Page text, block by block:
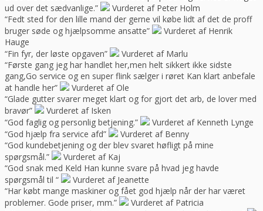
ud over det sædvanlige.”
Vurderet af Peter Holm
“Fedt sted for den lille mand der gerne vil købe lidt af det de proff
bruger søde og hjælpsomme ansatte”
Vurderet af Henrik
Hauge
“Fin fyr, der løste opgaven”
Vurderet af Marlu
“Første gang jeg har handlet her,men helt sikkert ikke sidste
gang,Go service og en super flink sælger i røret Kan klart anbefale
at handle her”
Vurderet af Ole
“Glade gutter svarer meget klart og for gjort det arb, de lover med
bravør”
Vurderet af Isken
“God faglig og personlig betjening.”
Vurderet af Kenneth Lynge
“God hjælp fra service afd”
Vurderet af Benny
“God kundebetjening og der blev svaret høfligt på mine
spørgsmål.”
Vurderet af Kaj
“God snak med Keld Han kunne svare på hvad jeg havde
spørgsmål til “
Vurderet af Jeanette
“Har købt mange maskiner og fået god hjælp når der har været
problemer. Gode priser, mm.”
Vurderet af Patricia